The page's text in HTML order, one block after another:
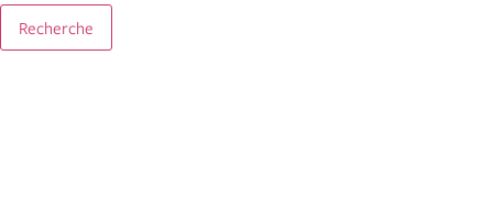
Recherche